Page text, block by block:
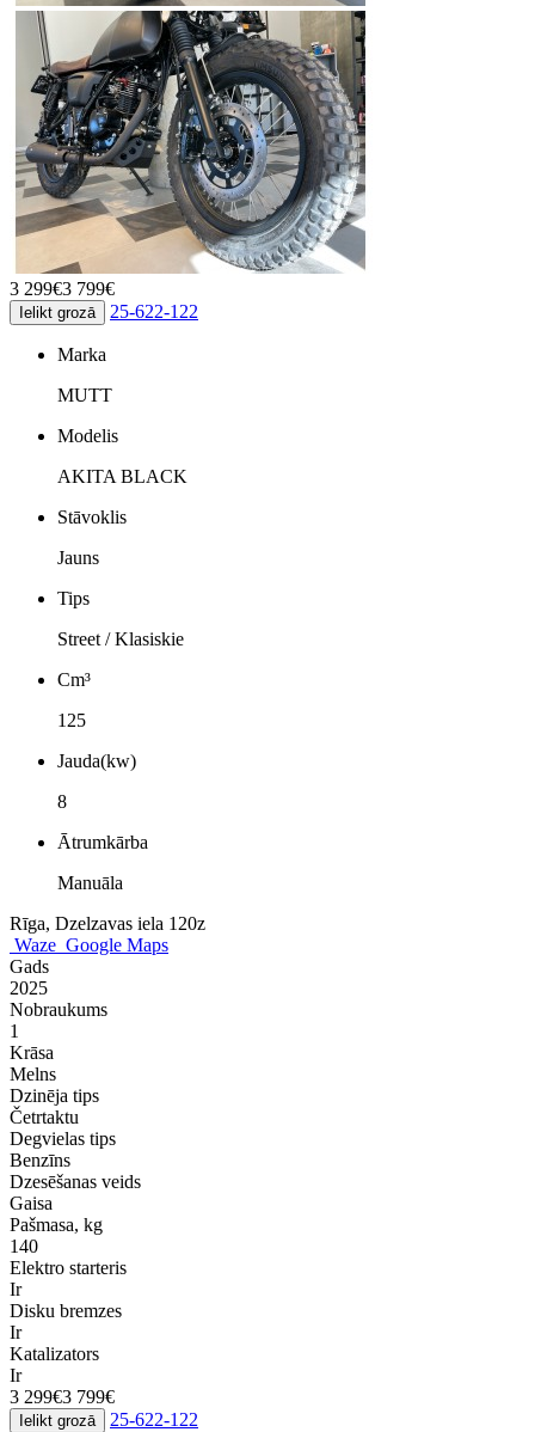
3 299€3 799€
Ielikt grozā 25-622-122
Marka
MUTT
Modelis
AKITA BLACK
Stāvoklis
Jauns
Tips
Street / Klasiskie
Cm³
125
Jauda(kw)
8
Ātrumkārba
Manuāla
Rīga, Dzelzavas iela 120z
Waze Google Maps
Gads
2025
Nobraukums
1
Krāsa
Melns
Dzinēja tips
Četrtaktu
Degvielas tips
Benzīns
Dzesēšanas veids
Gaisa
Pašmasa, kg
140
Elektro starteris
Ir
Disku bremzes
Ir
Katalizators
Ir
3 299€3 799€
Ielikt grozā 25-622-122